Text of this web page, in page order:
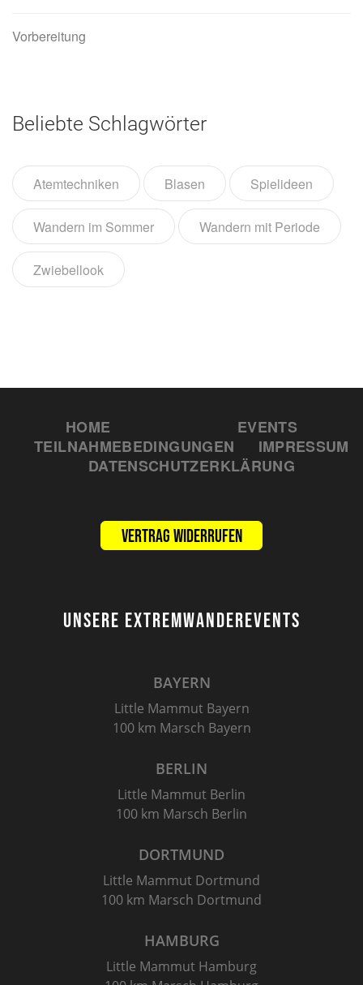
Vorbereitung
Beliebte Schlagwörter
Atemtechniken Blasen Spielideen
Wandern im Sommer Wandern mit Periode
Zwiebellook
HOME
EVENTS
TEILNAHMEBEDINGUNGEN
IMPRESSUM
DATENSCHUTZERKLÄRUNG
Vertrag widerrufen
UNSERE EXTREMWANDEREVENTS
BAYERN
Little Mammut Bayern
100 km Marsch Bayern
BERLIN
Little Mammut Berlin
100 km Marsch Berlin
DORTMUND
Little Mammut Dortmund
100 km Marsch Dortmund
HAMBURG
Little Mammut Hamburg